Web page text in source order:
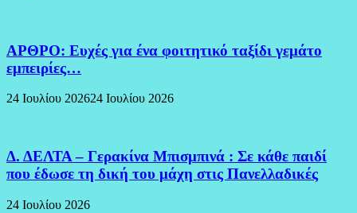
ΑΡΘΡΟ: Ευχές για ένα φοιτητικό ταξίδι γεμάτο
εμπειρίες…
24 Ιουλίου 202624 Ιουλίου 2026
Δ. ΔΕΛΤΑ – Γερακίνα Μπισμπινά : Σε κάθε παιδί
που έδωσε τη δική του μάχη στις Πανελλαδικές
24 Ιουλίου 2026